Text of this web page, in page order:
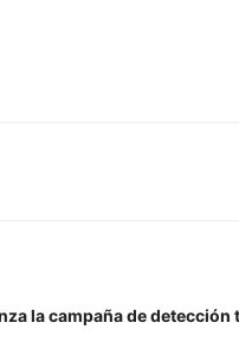
la campaña de